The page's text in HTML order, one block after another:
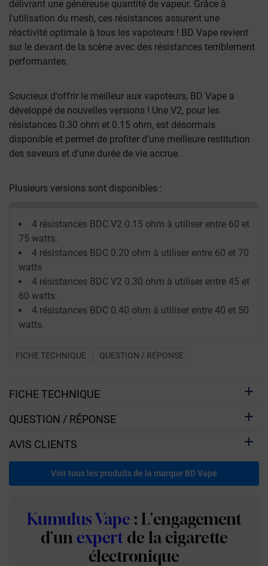
délivrant une généreuse quantité de vapeur. Grâce à
l'utilisation du mesh, ces résistances assurent une
réactivité optimale à tous les vapoteurs ! BD Vape revient
sur le devant de la scène avec des résistances terriblement
performantes.
Soucieux d'offrir le meilleur aux vapoteurs, BD Vape a
développé de nouvelles versions ! Une V2, pour les
résistances 0.30 ohm et 0.15 ohm, est désormais
disponible et permet de profiter d'une meilleure restitution
des saveurs et d'une durée de vie accrue.
Plusieurs versions sont disponibles :
4 résistances BDC V2 0.15 ohm à utiliser entre 60 et
75 watts.
4 résistances BDC 0.20 ohm à utiliser entre 60 et 70
watts
4 résistances BDC V2 0.30 ohm à utiliser entre 45 et
60 watts.
4 résistances BDC 0.40 ohm à utiliser entre 40 et 50
watts.
FICHE TECHNIQUE QUESTION / RÉPONSE
FICHE TECHNIQUE
QUESTION / RÉPONSE
AVIS CLIENTS
Voir tous les produits de la marque BD Vape
Kumulus Vape : L'engagement
d'un expert de la cigarette
électronique